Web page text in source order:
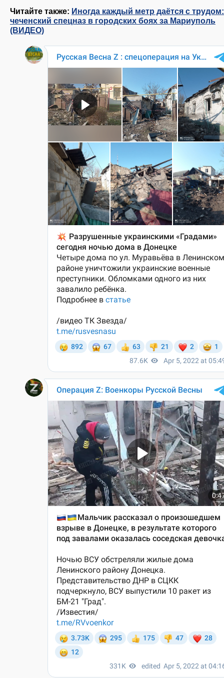
Читайте также: Иногда каждый метр даётся с трудом:
чеченский спецназ в городских боях за Мариуполь
(ВИДЕО)